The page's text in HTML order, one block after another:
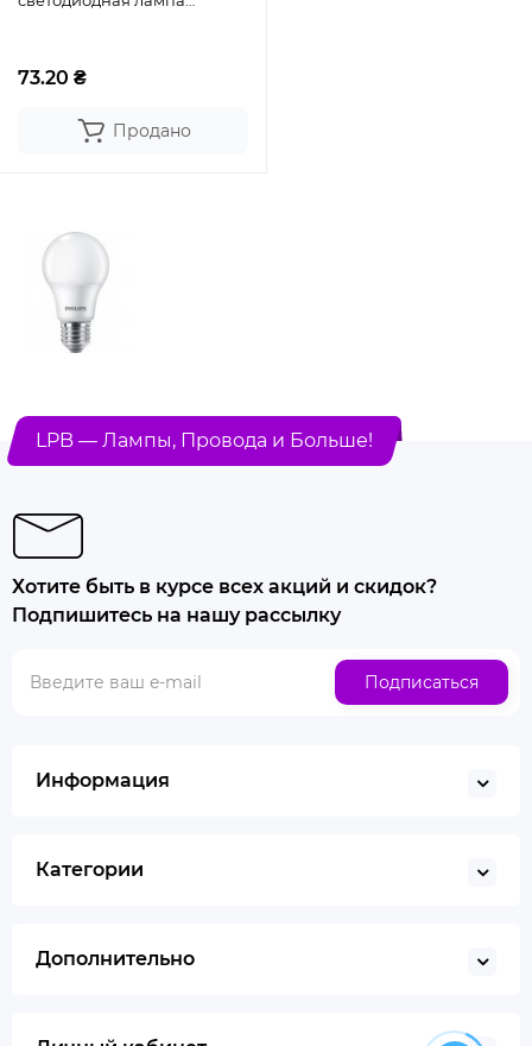
73.20 ₴
Продано
LPB — Лампы, Провода и Больше!
Хотите быть в курсе всех акций и скидок?
Подпишитесь на нашу рассылку
Подписаться
Информация
Категории
Дополнительно